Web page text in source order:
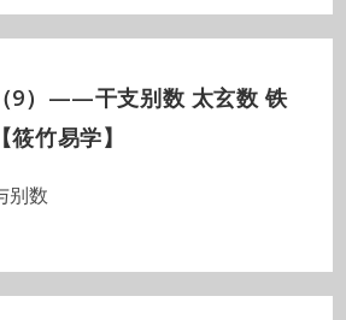
9）——干支别数 太玄数 铁
竹易学】
别数